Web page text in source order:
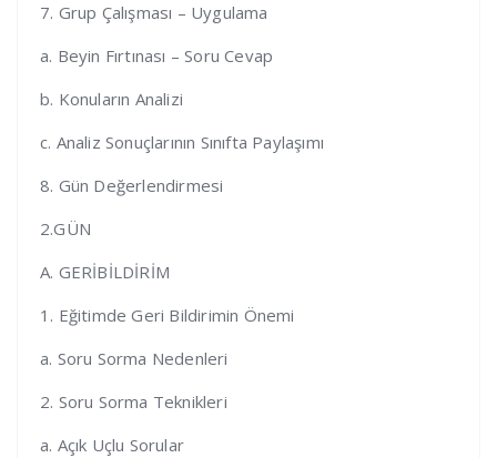
7. Grup Çalışması – Uygulama
a. Beyin Fırtınası – Soru Cevap
b. Konuların Analizi
c. Analiz Sonuçlarının Sınıfta Paylaşımı
8. Gün Değerlendirmesi
2.GÜN
A. GERİBİLDİRİM
1. Eğitimde Geri Bildirimin Önemi
a. Soru Sorma Nedenleri
2. Soru Sorma Teknikleri
a. Açık Uçlu Sorular